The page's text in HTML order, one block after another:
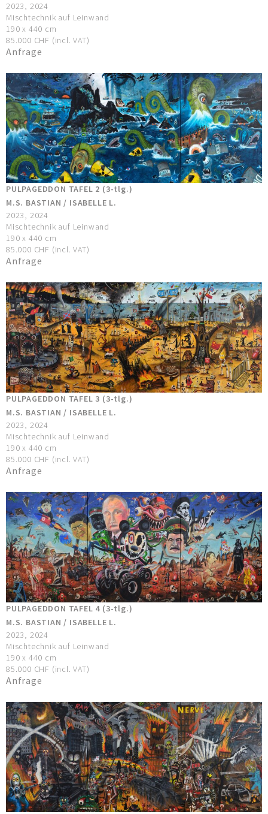
2023, 2024
Mischtechnik auf Leinwand
190 x 440 cm
85.000 CHF (incl. VAT)
Anfrage
PULPAGEDDON TAFEL 2 (3-tlg.)
M.S. BASTIAN / ISABELLE L.
2023, 2024
Mischtechnik auf Leinwand
190 x 440 cm
85.000 CHF (incl. VAT)
Anfrage
PULPAGEDDON TAFEL 3 (3-tlg.)
M.S. BASTIAN / ISABELLE L.
2023, 2024
Mischtechnik auf Leinwand
190 x 440 cm
85.000 CHF (incl. VAT)
Anfrage
PULPAGEDDON TAFEL 4 (3-tlg.)
M.S. BASTIAN / ISABELLE L.
2023, 2024
Mischtechnik auf Leinwand
190 x 440 cm
85.000 CHF (incl. VAT)
Anfrage